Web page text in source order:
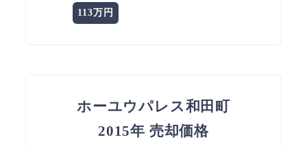
113万円
ホーユウパレス和田町
2015年 売却価格